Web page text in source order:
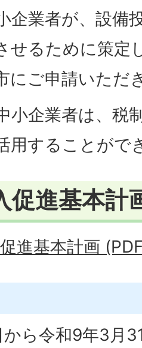
企業者が、設備
せるために策定
にご申請いただ
小企業者は、税
用することがで
促進基本計
進基本計画
ら令和9年3月